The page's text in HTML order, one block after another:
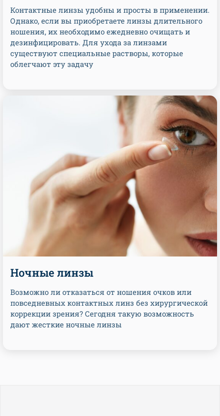
Контактные линзы удобны и просты в применении.
Однако, если вы приобретаете линзы длительного
ношения, их необходимо ежедневно очищать и
дезинфицировать. Для ухода за линзами
существуют специальные растворы, которые
облегчают эту задачу
Ночные линзы
Возможно ли отказаться от ношения очков или
повседневных контактных линз без хирургической
коррекции зрения? Сегодня такую возможность
дают жесткие ночные линзы